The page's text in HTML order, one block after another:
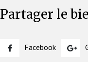
Partager le
Facebook